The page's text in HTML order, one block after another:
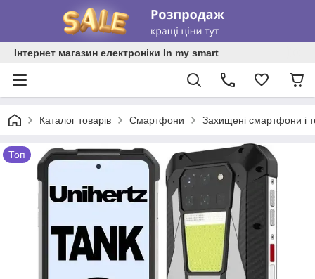
Інтернет магазин електроніки In my smart
Каталог товарів Смартфони Захищені смартфони і
Топ